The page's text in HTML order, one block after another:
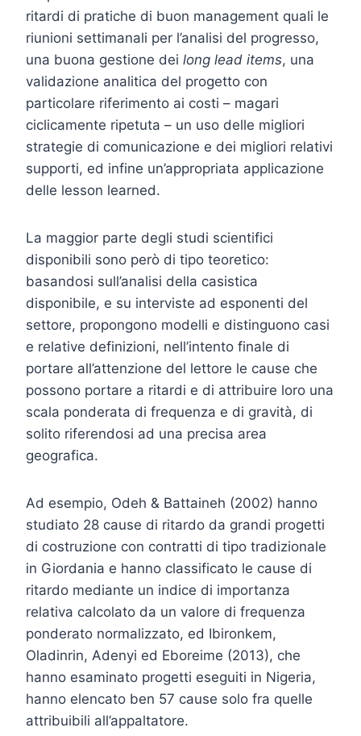
ritardi di pratiche di buon management quali le
riunioni settimanali per l’analisi del progresso,
una buona gestione dei long lead items, una
validazione analitica del progetto con
particolare riferimento ai costi – magari
ciclicamente ripetuta – un uso delle migliori
strategie di comunicazione e dei migliori relativi
supporti, ed infine un’appropriata applicazione
delle lesson learned.
La maggior parte degli studi scientifici
disponibili sono però di tipo teoretico:
basandosi sull’analisi della casistica
disponibile, e su interviste ad esponenti del
settore, propongono modelli e distinguono casi
e relative definizioni, nell’intento finale di
portare all’attenzione del lettore le cause che
possono portare a ritardi e di attribuire loro una
scala ponderata di frequenza e di gravità, di
solito riferendosi ad una precisa area
geografica.
Ad esempio, Odeh & Battaineh (2002) hanno
studiato 28 cause di ritardo da grandi progetti
di costruzione con contratti di tipo tradizionale
in Giordania e hanno classificato le cause di
ritardo mediante un indice di importanza
relativa calcolato da un valore di frequenza
ponderato normalizzato, ed Ibironkem,
Oladinrin, Adenyi ed Eboreime (2013), che
hanno esaminato progetti eseguiti in Nigeria,
hanno elencato ben 57 cause solo fra quelle
attribuibili all’appaltatore.